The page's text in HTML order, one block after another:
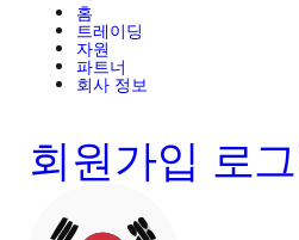
홈
트레이딩
자원
파트너
회사 정보
회원가입 로